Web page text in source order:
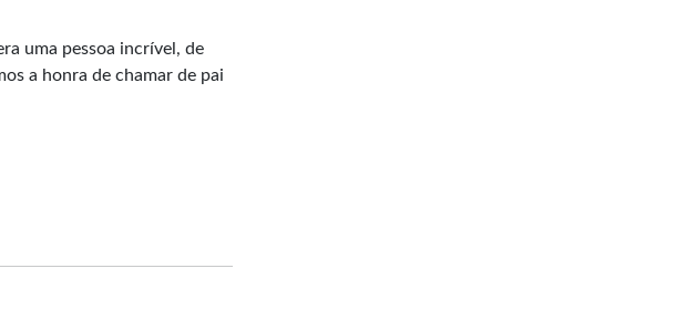
uma pessoa incrível, de
a honra de chamar de pai